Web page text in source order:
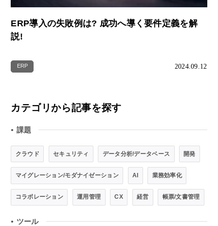
ERP導入の失敗例は? 成功へ導く要件定義を解
説!
ERP 2024.09.12
カテゴリから記事を探す
● 課題
クラウド セキュリティ データ分析/データベース 開発
マイグレーション/モダナイゼーション AI 業務効率化
コラボレーション 運用管理 CX 経営 帳票/文書管理
● ツール